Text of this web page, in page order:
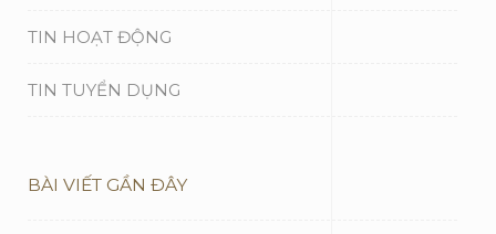
TIN HOẠT ĐỘNG
TIN TUYỂN DỤNG
BÀI VIẾT GẦN ĐÂY